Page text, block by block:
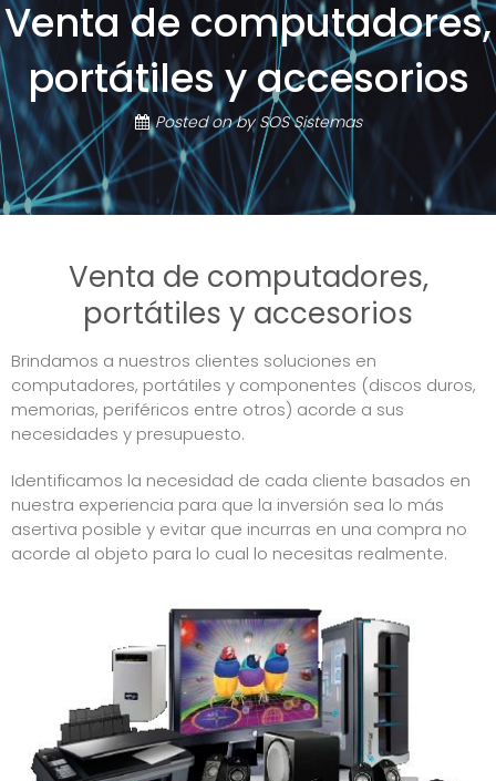
Venta de computadores,
portátiles y accesorios
Posted onbySOS Sistemas
Venta de computadores,
portátiles y accesorios
Brindamos a nuestros clientes soluciones en
computadores, portátiles y componentes (discos duros,
memorias, periféricos entre otros) acorde a sus
necesidades y presupuesto.
Identificamos la necesidad de cada cliente basados en
nuestra experiencia para que la inversión sea lo más
asertiva posible y evitar que incurras en una compra no
acorde al objeto para lo cual lo necesitas realmente.